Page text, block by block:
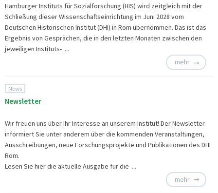
Hamburger Instituts für Sozialforschung (HIS) wird zeitgleich mit der
Schließung dieser Wissenschaftseinrichtung im Juni 2028 vom
Deutschen Historischen Institut (DHI) in Rom übernommen. Das ist das
Ergebnis von Gesprächen, die in den letzten Monaten zwischen den
jeweiligen Instituts- ...
mehr
News
Newsletter
Wir freuen uns über Ihr Interesse an unserem Institut! Der Newsletter
informiert Sie unter anderem über die kommenden Veranstaltungen,
Ausschreibungen, neue Forschungsprojekte und Publikationen des DHI
Rom.
Lesen Sie hier die aktuelle Ausgabe für die ...
mehr